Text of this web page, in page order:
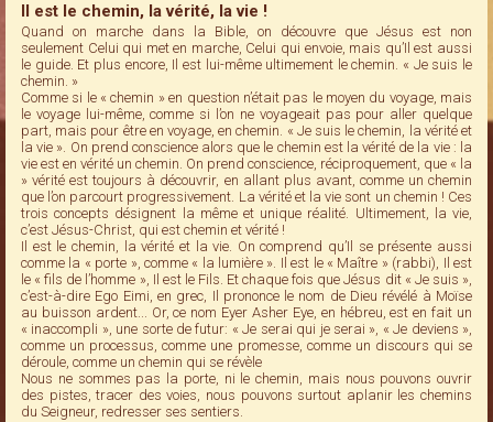
Il est le chemin, la vérité, la vie !
Quand on marche dans la Bible, on découvre que Jésus est non
seulement Celui qui met en marche, Celui qui envoie, mais qu’Il est aussi
le guide. Et plus encore, Il est lui-même ultimement le chemin. « Je suis le
chemin. »
Comme si le « chemin » en question n’était pas le moyen du voyage, mais
le voyage lui-même, comme si l’on ne voyageait pas pour aller quelque
part, mais pour être en voyage, en chemin. « Je suis le chemin, la vérité et
la vie ». On prend conscience alors que le chemin est la vérité de la vie : la
vie est en vérité un chemin. On prend conscience, réciproquement, que « la
» vérité est toujours à découvrir, en allant plus avant, comme un chemin
que l’on parcourt progressivement. La vérité et la vie sont un chemin ! Ces
trois concepts désignent la même et unique réalité. Ultimement, la vie,
c’est Jésus-Christ, qui est chemin et vérité !
Il est le chemin, la vérité et la vie. On comprend qu’Il se présente aussi
comme la « porte », comme « la lumière ». Il est le « Maître » (rabbi), Il est
le « fils de l’homme », Il est le Fils. Et chaque fois que Jésus dit « Je suis »,
c’est-à-dire Ego Eimi, en grec, Il prononce le nom de Dieu révélé à Moïse
au buisson ardent... Or, ce nom Eyer Asher Eye, en hébreu, est en fait un
« inaccompli », une sorte de futur: « Je serai qui je serai », « Je deviens »,
comme un processus, comme une promesse, comme un discours qui se
déroule, comme un chemin qui se révèle
Nous ne sommes pas la porte, ni le chemin, mais nous pouvons ouvrir
des pistes, tracer des voies, nous pouvons surtout aplanir les chemins
du Seigneur, redresser ses sentiers.